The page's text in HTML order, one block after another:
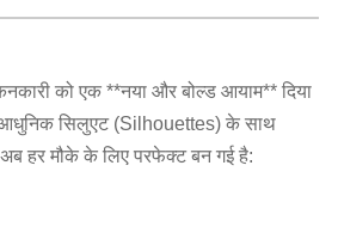
को एक **नया और बोल्ड आयाम** दिया
आधुनिक सिलुएट (Silhouettes) के साथ
अब हर मौके के लिए परफेक्ट बन गई है: